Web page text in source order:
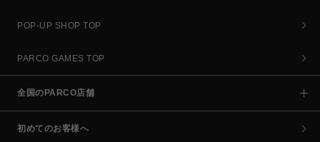
POP-UP SHOP TOP
PARCO GAMES TOP
全国のPARCO店舗
初めてのお客様へ